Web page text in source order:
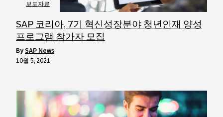
보도자료
SAP 코리아, 7기 혁신성장분야 청년인재 양성
프로그램 참가자 모집
by SAP News
10월 5, 2021